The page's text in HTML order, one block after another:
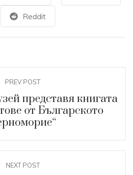
Reddit
PREV POST
представя книгата
от Българското
NEXT POST